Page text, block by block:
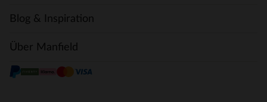
Blog & Inspiration
Über Manfield